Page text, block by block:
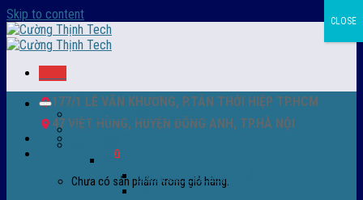
Skip to content
177/1 LÊ VĂN KHƯƠNG, P.TÂN THỚI HIỆP TP.HCM
47 VIỆT HÙNG, HUYỆN ĐÔNG ANH, TP.HÀ NỘI
0
Chưa có sản phẩm trong giỏ hàng.
Trang chủ – Màng co POF
Giới thiệu
Sản Phẩm
Màng co nhiệt
Màng co POF nhập khẩu
Màng co PVC
CLOSE